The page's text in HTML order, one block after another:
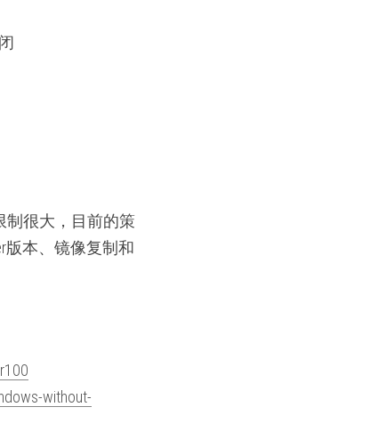
制很大，目前的策
版本、镜像复制和
without-